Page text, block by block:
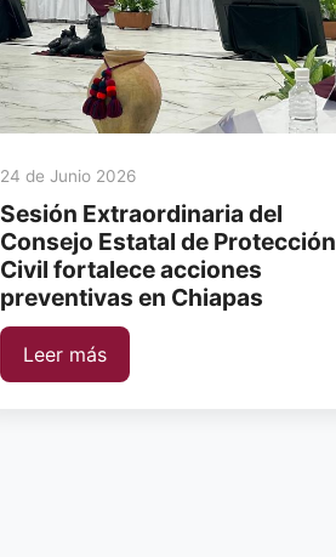
24 de Junio 2026
Sesión Extraordinaria del
Consejo Estatal de Protección
Civil fortalece acciones
preventivas en Chiapas
Leer más